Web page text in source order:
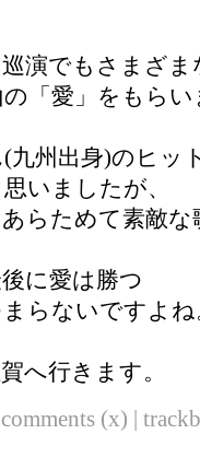
演でもさまざま
「愛」をもら
九州出身)のヒッ
いましたが、
らためて素敵
に愛は勝つ
らないですよね
へ行きます。
comments (x) |